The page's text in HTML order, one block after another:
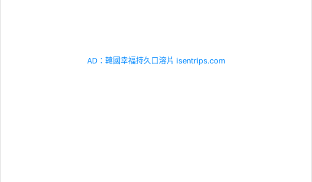
AD：韓國幸福持久口溶片 isentrips.com